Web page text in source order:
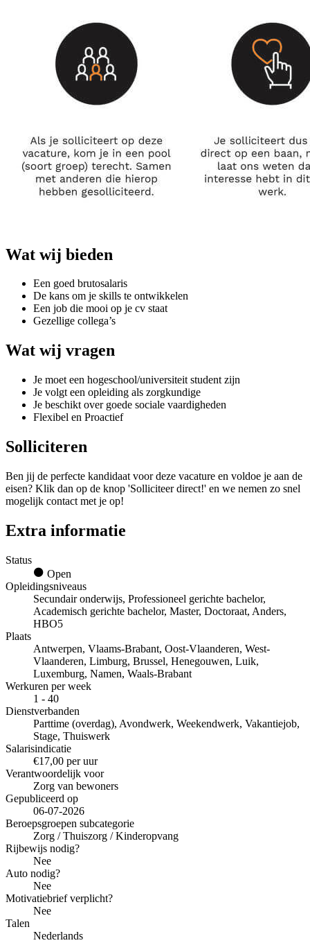
Wat wij bieden
Een goed brutosalaris
De kans om je skills te ontwikkelen
Een job die mooi op je cv staat
Gezellige collega’s
Wat wij vragen
Je moet een hogeschool/universiteit student zijn
Je volgt een opleiding als zorgkundige
Je beschikt over goede sociale vaardigheden
Flexibel en Proactief
Solliciteren
Ben jij de perfecte kandidaat voor deze vacature en voldoe je aan de
eisen? Klik dan op de knop 'Solliciteer direct!' en we nemen zo snel
mogelijk contact met je op!
Extra informatie
Status
Open
Opleidingsniveaus
Secundair onderwijs, Professioneel gerichte bachelor,
Academisch gerichte bachelor, Master, Doctoraat, Anders,
HBO5
Plaats
Antwerpen, Vlaams-Brabant, Oost-Vlaanderen, West-
Vlaanderen, Limburg, Brussel, Henegouwen, Luik,
Luxemburg, Namen, Waals-Brabant
Werkuren per week
1 - 40
Dienstverbanden
Parttime (overdag), Avondwerk, Weekendwerk, Vakantiejob,
Stage, Thuiswerk
Salarisindicatie
€17,00 per uur
Verantwoordelijk voor
Zorg van bewoners
Gepubliceerd op
06-07-2026
Beroepsgroepen subcategorie
Zorg / Thuiszorg / Kinderopvang
Rijbewijs nodig?
Nee
Auto nodig?
Nee
Motivatiebrief verplicht?
Nee
Talen
Nederlands